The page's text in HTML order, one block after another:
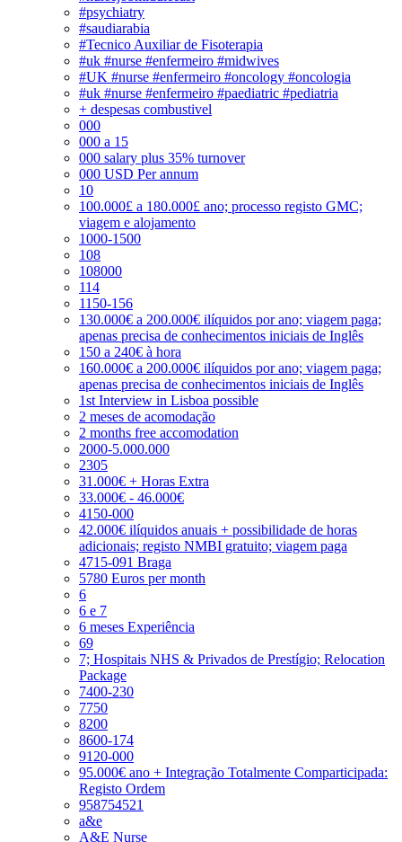
#psychiatry
#saudiarabia
#Tecnico Auxiliar de Fisoterapia
#uk #nurse #enfermeiro #midwives
#UK #nurse #enfermeiro #oncology #oncologia
#uk #nurse #enfermeiro #paediatric #pediatria
+ despesas combustivel
000
000 a 15
000 salary plus 35% turnover
000 USD Per annum
10
100.000£ a 180.000£ ano; processo registo GMC;
viagem e alojamento
1000-1500
108
108000
114
1150-156
130.000€ a 200.000€ ilíquidos por ano; viagem paga;
apenas precisa de conhecimentos iniciais de Inglês
150 a 240€ à hora
160.000€ a 200.000€ ilíquidos por ano; viagem paga;
apenas precisa de conhecimentos iniciais de Inglês
1st Interview in Lisboa possible
2 meses de acomodação
2 months free accomodation
2000-5.000.000
2305
31.000€ + Horas Extra
33.000€ - 46.000€
4150-000
42.000€ ilíquidos anuais + possibilidade de horas
adicionais; registo NMBI gratuito; viagem paga
4715-091 Braga
5780 Euros per month
6
6 e 7
6 meses Experiência
69
7; Hospitais NHS & Privados de Prestígio; Relocation
Package
7400-230
7750
8200
8600-174
9120-000
95.000€ ano + Integração Totalmente Comparticipada:
Registo Ordem
958754521
a&e
A&E Nurse